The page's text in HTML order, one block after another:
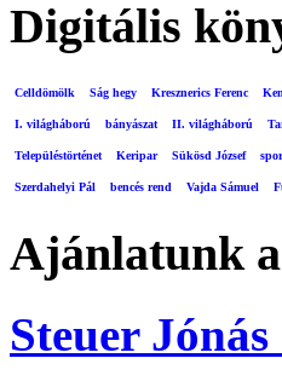
Digitális
Celldömölk Ság hegy Kresznerics Ferenc
I. világháború bányászat II. világháború
Településtörténet Keripar Sükösd József
Szerdahelyi Pál bencés rend Vajda Sámuel
Ajánlatunk
Steuer